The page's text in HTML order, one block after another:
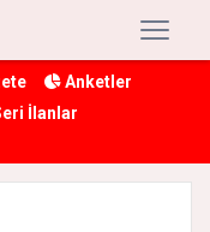
Anketler
İlanlar